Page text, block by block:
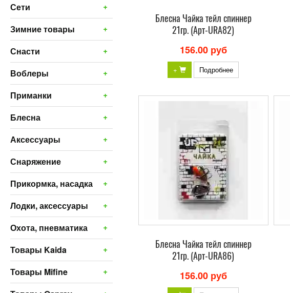
+
Сети
+
Зимние товары
+
Снасти
+
Воблеры
+
Приманки
+
Блесна
+
Аксессуары
+
Снаряжение
+
Прикормка, насадка
+
Лодки, аксессуары
+
Охота, пневматика
+
Товары Kaida
+
Товары Mifine
Блесна Чайка тейл спиннер
21гр. (Арт-URA82)
156.00 руб
+ Подробнее
Блесна Чайка тейл спиннер
21гр. (Арт-URA86)
156.00 руб